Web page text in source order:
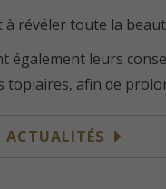
révéler toute la
également leurs
afin de
ACTUALITÉS